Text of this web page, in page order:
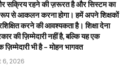
सक्रिय रहने की ज़रूरत है और सिस्टम का
रूप से आकलन करना होगा। हमें अपने शिक्षकों
करने की आवश्यकता है। शिक्षा देना
की ज़िम्मेदारी नहीं है, बल्कि यह एक
ज़िम्मेदारी भी है – मोहन भागवत
2026